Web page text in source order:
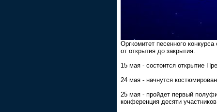
Оргкомитет песенного
от открытия до закрытия.
15 мая - состоится открытие
24 мая - начнутся
25 мая - пройдет первый
конференция десяти